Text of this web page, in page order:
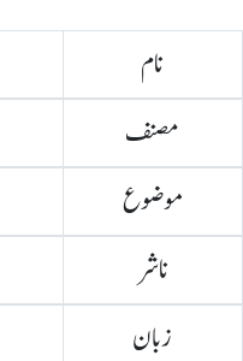
نام
مصنف
موضوع
ناشر
زبان